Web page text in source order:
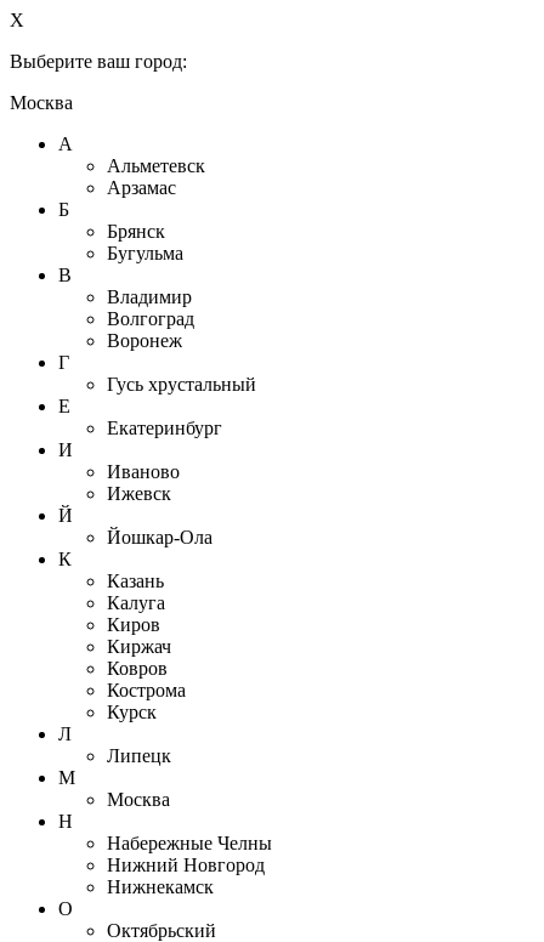
X
Выберите ваш город:
Москва
А
Альметевск
Арзамас
Б
Брянск
Бугульма
В
Владимир
Волгоград
Воронеж
Г
Гусь хрустальный
Е
Екатеринбург
И
Иваново
Ижевск
Й
Йошкар-Ола
К
Казань
Калуга
Киров
Киржач
Ковров
Кострома
Курск
Л
Липецк
М
Москва
Н
Набережные Челны
Нижний Новгород
Нижнекамск
О
Октябрьский